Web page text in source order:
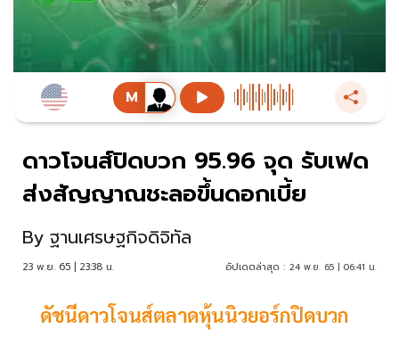
ดาวโจนส์ปิดบวก 95.96 จุด รับเฟด
ส่งสัญญาณชะลอขึ้นดอกเบี้ย
By ฐานเศรษฐกิจดิจิทัล
23 พ.ย. 65 | 23:38 น. อัปเดตล่าสุด : 24 พ.ย. 65 | 06:41 น.
ดัชนีดาวโจนส์ตลาดหุ้นนิวยอร์กปิดบวก